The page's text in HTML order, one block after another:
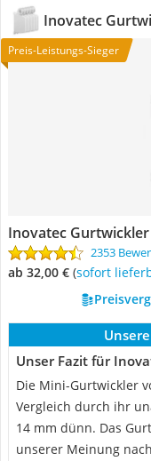
Inovatec
Preis-Leistungs-Sieger
Inovatec
2353
ab 32,00 € ( Sofort
Unser Fazit für
Die Mini-Gurtwickler
Vergleich durch ihr
14 mm dünn. Das
unserer Meinung